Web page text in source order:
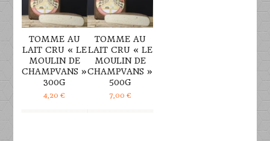
TOMME AU
LAIT CRU « LE
MOULIN DE
CHAMPVANS »
300G
4,20€
TOMME AU
LAIT CRU « LE
MOULIN DE
CHAMPVANS »
500G
7,00 €